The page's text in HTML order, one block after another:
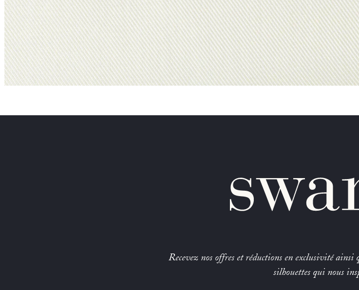
Recevez nos offres et réductions en exclusivité ainsi
silhouettes qui nous